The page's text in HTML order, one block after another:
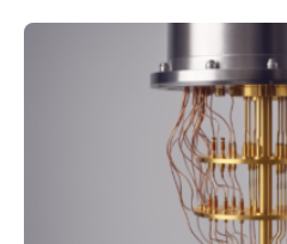
werden schnell
der Forschung der
Jahre alt geworden ist,
Internationalen Jahr der
technologie ausgerufen hat.
internationale